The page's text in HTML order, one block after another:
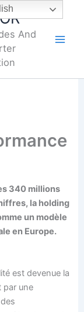
And
340 millions
la holding
un modèle
en Europe.
est devenue la
par une